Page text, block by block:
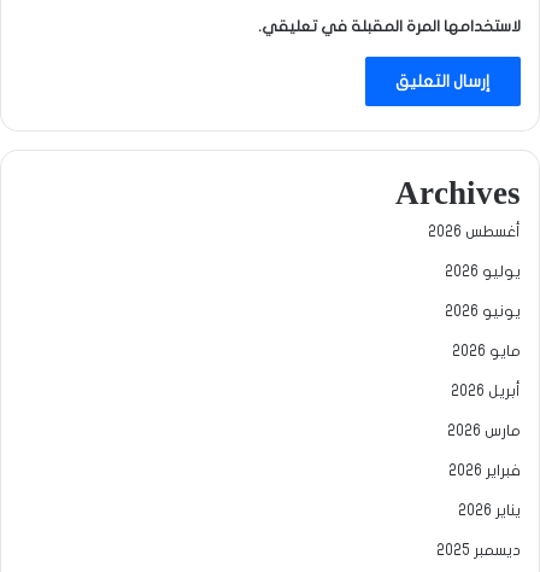
لاستخدامها المرة المقبلة في تعليقي.
Archives
أغسطس 2026
يوليو 2026
يونيو 2026
مايو 2026
أبريل 2026
مارس 2026
فبراير 2026
يناير 2026
ديسمبر 2025